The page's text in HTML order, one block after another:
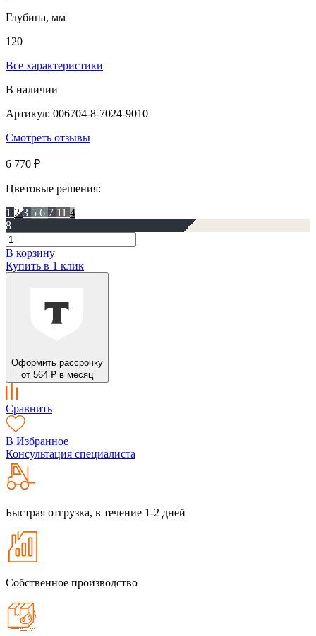
Глубина, мм
120
Все характеристики
В наличии
Артикул: 006704-8-7024-9010
Смотреть отзывы
6 770 ₽
Цветовые решения:
1 23 5 6 7 11 4
8
В корзину
Купить в 1 клик
Оформить рассрочку
от 564 ₽ в месяц
Сравнить
В Избранное
Консультация специалиста
Быстрая отгрузка, в течение 1-2 дней
Собственное производство